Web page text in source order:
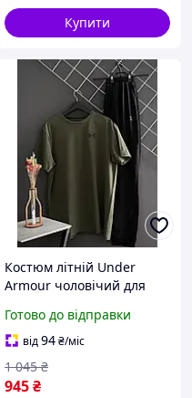
Купити
Костюм літній Under
Armour чоловічий для
спортивний комплект
Андер Армор штани та
футболка
Готово до відправки
від94₴/міс
945₴
1 045 ₴